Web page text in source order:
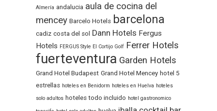
Almería andalucia aula de cocina del
mencey Barcelo Hotels barcelona
cadiz costa del sol Dann Hotels Fergus
Hotels FERGUS Style El Cortijo Golf Ferrer Hotels
fuerteventura Garden Hotels
Grand Hotel Budapest Grand Hotel Mencey hotel 5
estrellas hoteles en Benidorm hoteles en Huelva hoteles
solo adultos hoteles todo incluido hotel gastronomico